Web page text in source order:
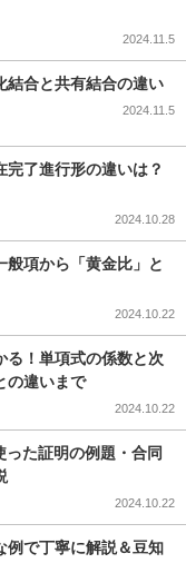
2024.11.5
結合と共有結合の違い
2024.11.5
了進行形の違いは？
2024.10.28
般項から「黄金比」と
2024.10.22
る！単項式の係数と次
の違いまで
2024.10.22
た証明の例題・合同
2024.10.22
例で丁寧に解説＆豆知